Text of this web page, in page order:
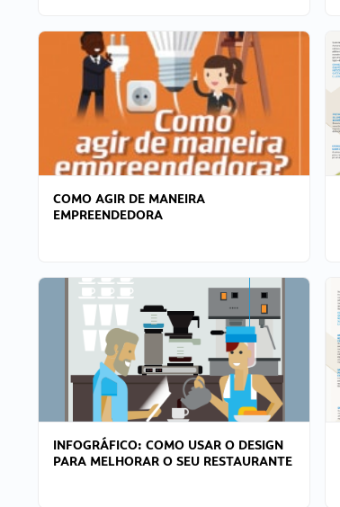
COMO AGIR DE MANEIRA
EMPREENDEDORA
INFOGRÁFICO: COMO USAR O DESIGN
PARA MELHORAR O SEU RESTAURANTE